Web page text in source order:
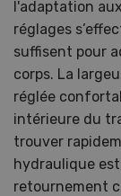
l'adaptation
réglages
suffisent pour
corps. La
réglée
intérieure du
trouver
hydraulique
retournement